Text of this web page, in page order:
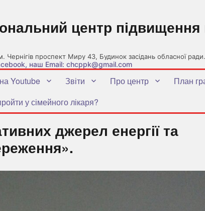
Чернігів проспект Миру 43, Будинок засідань обласної ради.
, наш Email: chcppk@gmail.com
центр підвищення
Youtube Звіти Про центр
План
у сімейного лікаря?
джерел енергії та